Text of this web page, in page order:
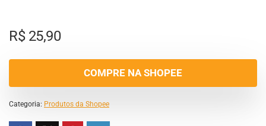
R$25,90
COMPRE NA SHOPEE
Categoria: Produtos da Shopee